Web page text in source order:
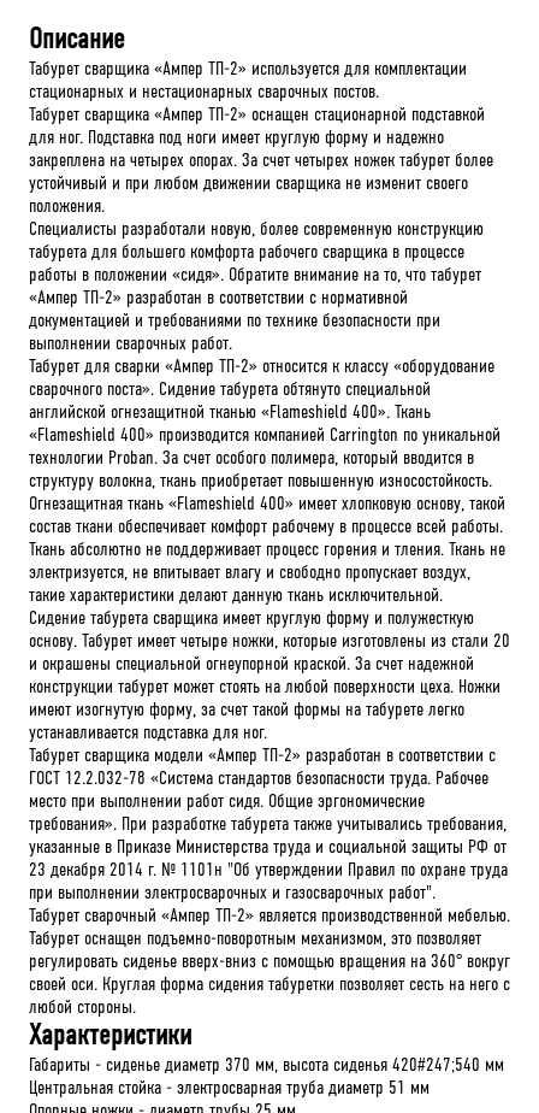
Описание
Табурет сварщика «Ампер ТП-2» используется для комплектации
стационарных и нестационарных сварочных постов.
Табурет сварщика «Ампер ТП-2» оснащен стационарной подставкой
для ног. Подставка под ноги имеет круглую форму и надежно
закреплена на четырех опорах. За счет четырех ножек табурет более
устойчивый и при любом движении сварщика не изменит своего
положения.
Специалисты разработали новую, более современную конструкцию
табурета для большего комфорта рабочего сварщика в процессе
работы в положении «сидя». Обратите внимание на то, что табурет
«Ампер ТП-2» разработан в соответствии с нормативной
документацией и требованиями по технике безопасности при
выполнении сварочных работ.
Табурет для сварки «Ампер ТП-2» относится к классу «оборудование
сварочного поста». Сидение табурета обтянуто специальной
английской огнезащитной тканью «Flameshield 400». Ткань
«Flameshield 400» производится компанией Carrington по уникальной
технологии Proban. За счет особого полимера, который вводится в
структуру волокна, ткань приобретает повышенную износостойкость.
Огнезащитная ткань «Flameshield 400» имеет хлопковую основу, такой
состав ткани обеспечивает комфорт рабочему в процессе всей работы.
Ткань абсолютно не поддерживает процесс горения и тления. Ткань не
электризуется, не впитывает влагу и свободно пропускает воздух,
такие характеристики делают данную ткань исключительной.
Сидение табурета сварщика имеет круглую форму и полужесткую
основу. Табурет имеет четыре ножки, которые изготовлены из стали 20
и окрашены специальной огнеупорной краской. За счет надежной
конструкции табурет может стоять на любой поверхности цеха. Ножки
имеют изогнутую форму, за счет такой формы на табурете легко
устанавливается подставка для ног.
Табурет сварщика модели «Ампер ТП-2» разработан в соответствии с
ГОСТ 12.2.032-78 «Система стандартов безопасности труда. Рабочее
место при выполнении работ сидя. Общие эргономические
требования». При разработке табурета также учитывались требования,
указанные в Приказе Министерства труда и социальной защиты РФ от
23 декабря 2014 г. № 1101н "Об утверждении Правил по охране труда
при выполнении электросварочных и газосварочных работ".
Табурет сварочный «Ампер ТП-2» является производственной мебелью.
Табурет оснащен подъемно-поворотным механизмом, это позволяет
регулировать сиденье вверх-вниз с помощью вращения на 360° вокруг
своей оси. Круглая форма сидения табуретки позволяет сесть на него с
любой стороны.
Характеристики
Габариты - сиденье диаметр 370 мм, высота сиденья 420#247;540 мм
Центральная стойка - электросварная труба диаметр 51 мм